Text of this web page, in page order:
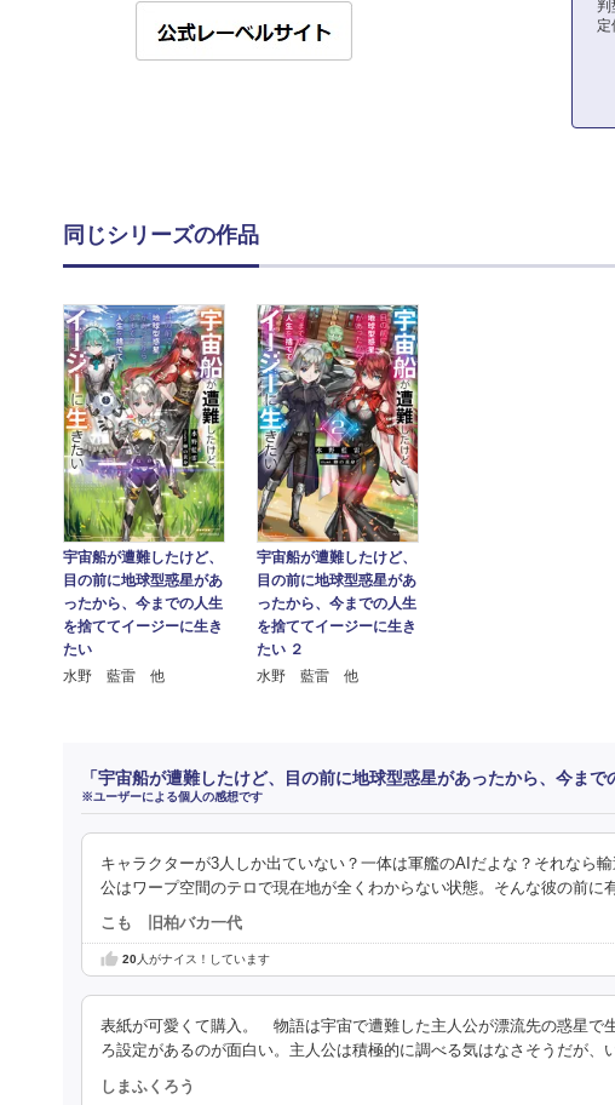
定
同じシリーズの作品
宇宙船が遭難したけど、
目の前に地球型惑星があ
ったから、今までの人生
を捨ててイージーに生き
たい
水野 藍雷 他
宇宙船が遭難したけど、
目の前に地球型惑星があ
ったから、今までの人生
を捨ててイージーに生き
たい ２
水野 藍雷 他
「宇宙船が遭難したけど、目の前に地球型惑星があったから、今ま
※ユーザーによる個人の感想です
キャラクターが3人しか出ていない？一体は軍艦のAIだよな？それなら
公はワープ空間のテロで現在地が全くわからない状態。そんな彼の前に
こも 旧柏バカ一代
20人がナイス！しています
表紙が可愛くて購入。 物語は宇宙で遭難した主人公が漂流先の惑星で
ろ設定があるのが面白い。主人公は積極的に調べる気はなさそうだが、
しまふくろう